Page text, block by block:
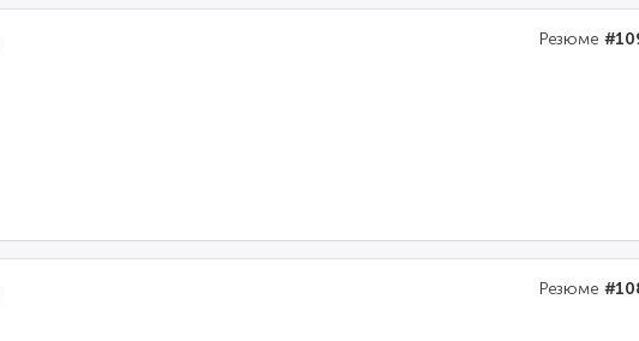
Резюме
Резюме